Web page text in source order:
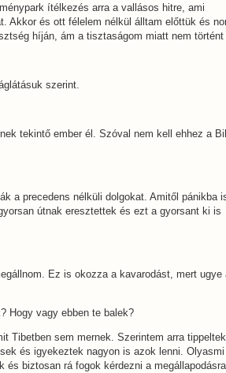
ítélkezés arra a vallásos hitre, ami
Akkor és ott félelem nélkül álltam előttük és
híján, ám a tisztaságom miatt nem történt
szerint.
tekintő ember él. Szóval nem kell ehhez a
a precedens nélküli dolgokat. Amitől pánikba
útnak eresztettek és ezt a gyorsant ki is
Ez is okozza a kavarodást, mert ugye
Hogy vagy ebben te balek?
Tibetben sem mernek. Szerintem arra
és igyekeztek nagyon is azok lenni.
biztosan rá fogok kérdezni a